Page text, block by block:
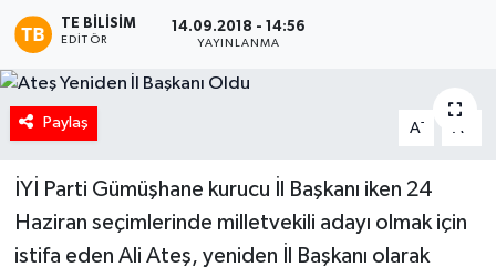
TE BILISIM
EDITÖR
14.09.2018 - 14:56
YAYINLANMA
Paylaş A- A
İYİ Parti Gümüşhane kurucu İl Başkanı iken 24
Haziran seçimlerinde milletvekili adayı olmak için
istifa eden Ali Ateş, yeniden İl Başkanı olarak